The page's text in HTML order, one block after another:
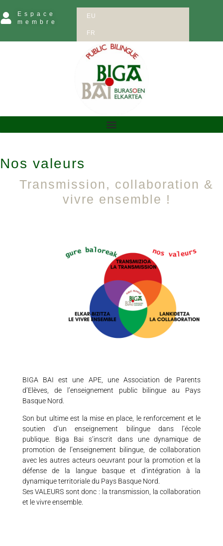
Espace
membre
EU
FR
Nos valeurs
Transmission, collaboration &
vivre ensemble !
BIGA BAI est une APE, une Association de Parents
d’Elèves, de l’enseignement public bilingue au Pays
Basque Nord.
Son but ultime est la mise en place, le renforcement et le
soutien d’un enseignement bilingue dans l’école
publique. Biga Bai s’inscrit dans une dynamique de
promotion de l’enseignement bilingue, de collaboration
avec les autres acteurs oeuvrant pour la promotion et la
défense de la langue basque et d’intégration à la
dynamique territoriale du Pays Basque Nord.
Ses VALEURS sont donc : la transmission, la collaboration
et le vivre ensemble.